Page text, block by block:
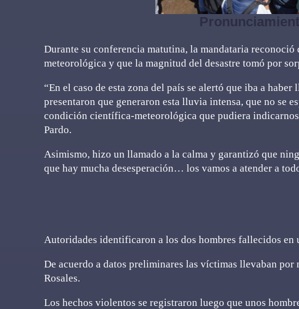
Durante su conferencia matutina, la mandataria
meteorológica y que la magnitud del desastre tomó por
“En el caso de esta zona del país se alertó que iba a
presentaron que generaron esta lluvia intensa, que no se
condición científica-meteorológica que pudiera
Pardo.
Asimismo, hizo un llamado a la calma y garantizó que
que hay mucha desesperación… los vamos a atender a
Autoridades identificaron a los dos hombres fallecidos en
De acuerdo a datos preliminares las víctimas llevaban
Rosales.
Los hechos violentos se registraron luego que unos